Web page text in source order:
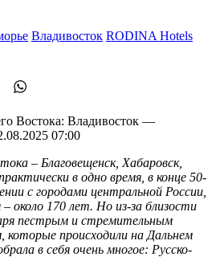
Владивосток RODINA Hotels
Востока: Владивосток —
07:00
– Благовещенск, Хабаровск,
в одно время, в конце 50-
с городами центральной России,
около 170 лет. Но из-за близости
пестрым и стремительным
которые происходили на Дальнем
в себя очень многое: Русско-